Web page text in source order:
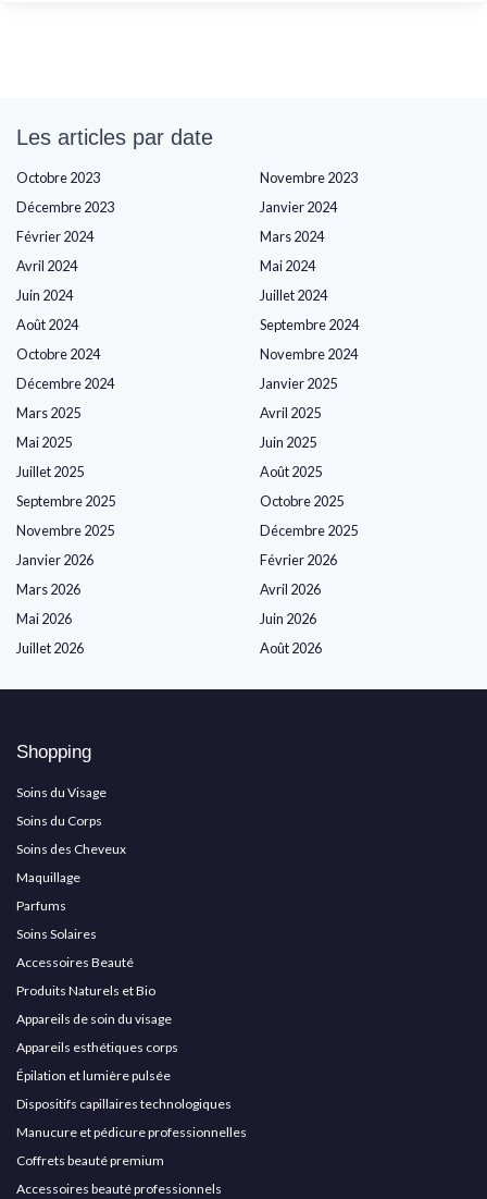
Les articles par date
Octobre 2023
Novembre 2023
Décembre 2023
Janvier 2024
Février 2024
Mars 2024
Avril 2024
Mai 2024
Juin 2024
Juillet 2024
Août 2024
Septembre 2024
Octobre 2024
Novembre 2024
Décembre 2024
Janvier 2025
Mars 2025
Avril 2025
Mai 2025
Juin 2025
Juillet 2025
Août 2025
Septembre 2025
Octobre 2025
Novembre 2025
Décembre 2025
Janvier 2026
Février 2026
Mars 2026
Avril 2026
Mai 2026
Juin 2026
Juillet 2026
Août 2026
Shopping
Soins du Visage
Soins du Corps
Soins des Cheveux
Maquillage
Parfums
Soins Solaires
Accessoires Beauté
Produits Naturels et Bio
Appareils de soin du visage
Appareils esthétiques corps
Épilation et lumière pulsée
Dispositifs capillaires technologiques
Manucure et pédicure professionnelles
Coffrets beauté premium
Accessoires beauté professionnels